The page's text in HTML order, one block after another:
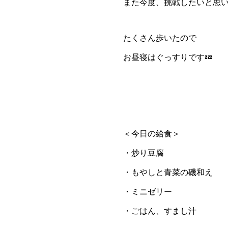
また今度、挑戦したいと思
たくさん歩いたので
お昼寝はぐっすりです💤
＜今日の給食＞
・炒り豆腐
・もやしと青菜の磯和え
・ミニゼリー
・ごはん、すまし汁